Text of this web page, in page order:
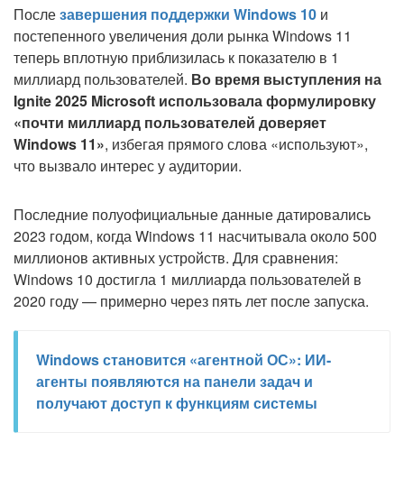
Послезавершения поддержки Windows 10 и
постепенного увеличения доли рынка Windows 11
теперь вплотную приблизилась к показателю в 1
миллиард пользователей. Во время выступления на
Ignite 2025 Microsoft использовала формулировку
«почти миллиард пользователей доверяет
Windows 11», избегая прямого слова «используют»,
что вызвало интерес у аудитории.
Последние полуофициальные данные датировались
2023 годом, когда Windows 11 насчитывала около 500
миллионов активных устройств. Для сравнения:
Windows 10 достигла 1 миллиарда пользователей в
2020 году — примерно через пять лет после запуска.
Windows становится «агентной ОС»: ИИ-
агенты появляются на панели задач и
получают доступ к функциям системы